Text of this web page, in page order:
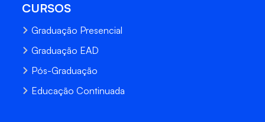
CURSOS
Graduação Presencial
Graduação EAD
Pós-Graduação
Educação Continuada